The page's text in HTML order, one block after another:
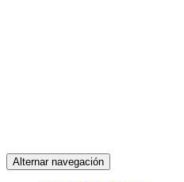
Alternar navegación